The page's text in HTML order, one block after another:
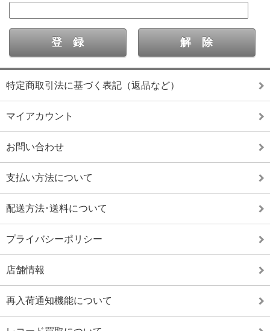
特定商取引法に基づく表記（返品など）
マイアカウント
お問い合わせ
支払い方法について
配送方法･送料について
プライバシーポリシー
店舗情報
再入荷通知機能について